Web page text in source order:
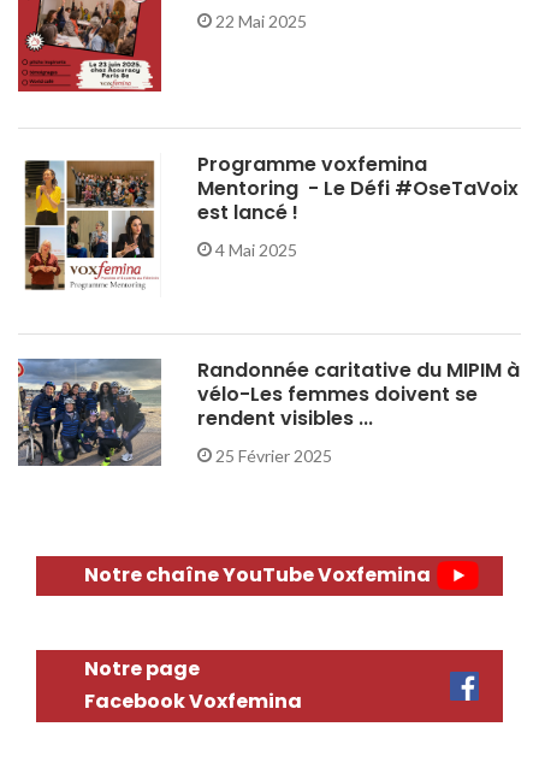
22 Mai 2025
Programme voxfemina
Mentoring - Le Défi #OseTaVoix
est lancé !
4 Mai 2025
Randonnée caritative du MIPIM à
vélo-Les femmes doivent se
rendent visibles ...
25 Février 2025
Notre chaîne YouTube Voxfemina
Notre page
Facebook Voxfemina